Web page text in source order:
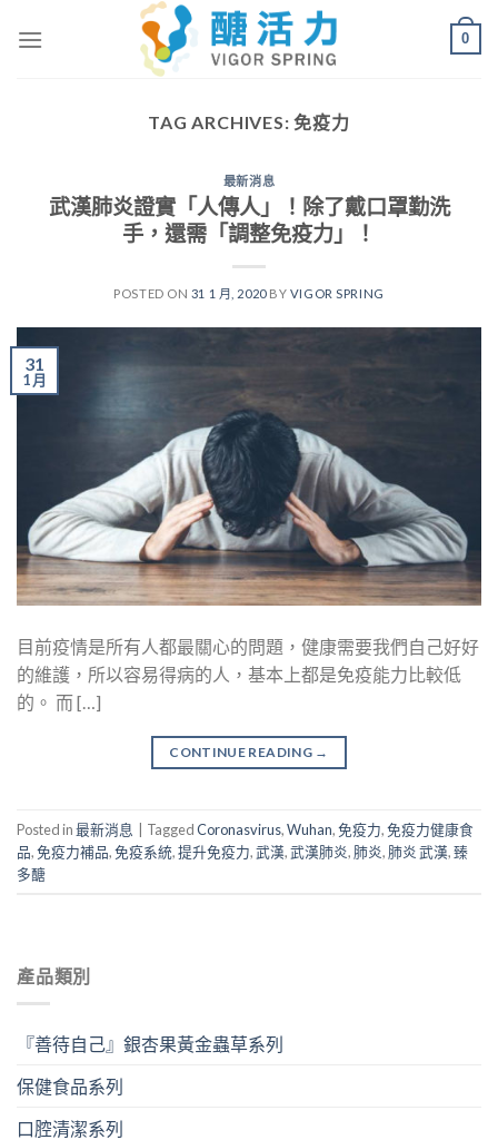
0
TAG ARCHIVES:免疫力
最新消息
武漢肺炎證實「人傳人」！除了戴口罩勤洗
手，還需「調整免疫力」！
POSTED ON 31 1 月, 2020BY VIGOR SPRING
31
1 月
目前疫情是所有人都最關心的問題，健康需要我們自己好好
的維護，所以容易得病的人，基本上都是免疫能力比較低
的。 而 […]
CONTINUE READING →
Posted in最新消息 TaggedCoronasvirus,Wuhan,免疫力,免疫力健康食
品,免疫力補品,免疫系統,提升免疫力,武漢,武漢肺炎, 肺炎, 肺炎 武漢,臻
多醣
產品類別
『善待自己』銀杏果黃金蟲草系列
保健食品系列
口腔清潔系列